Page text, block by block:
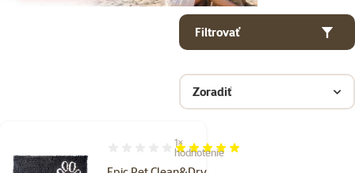
Filtrovať
Zoradiť
Produkty v kategorii Uteráky a osušky pre psov
Hodnotenie 100%, počet hodnotení: 1
1×
hodnotenie